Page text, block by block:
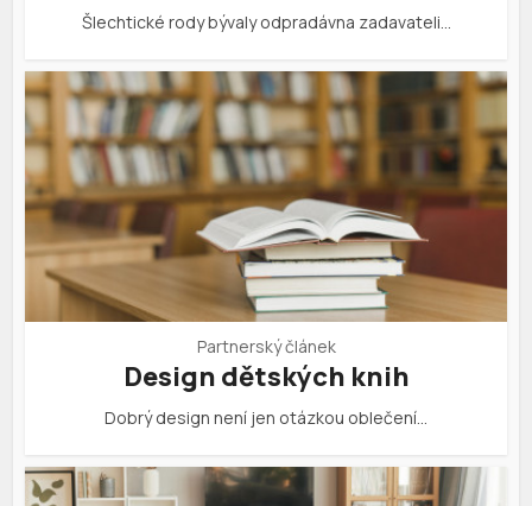
Šlechtické rody bývaly odpradávna zadavateli…
Partnerský článek
Design dětských knih
Dobrý design není jen otázkou oblečení…